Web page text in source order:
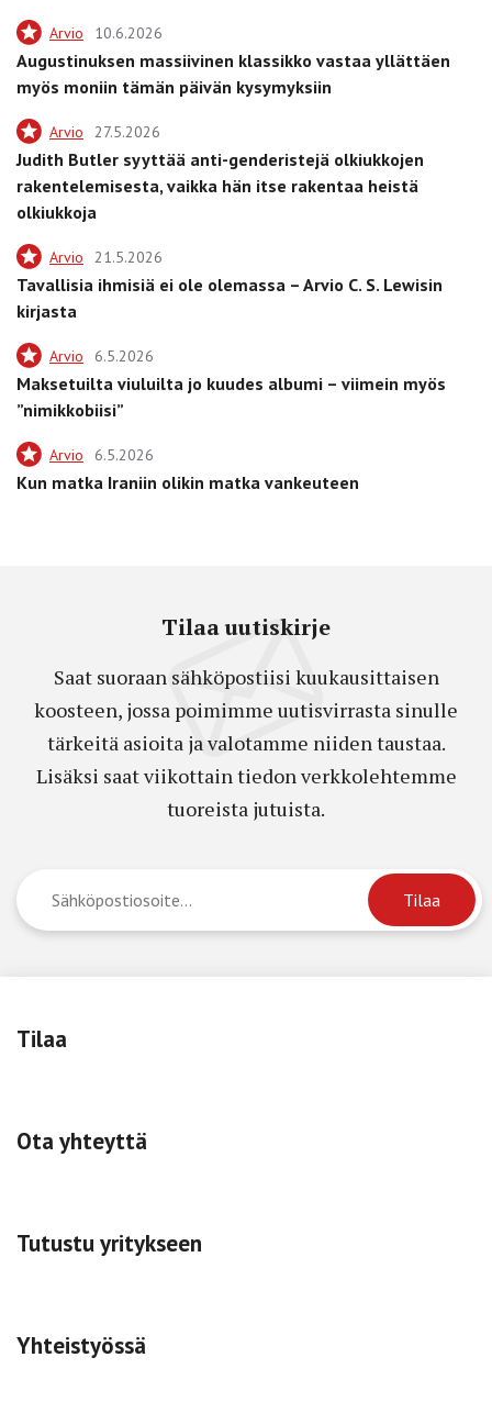
Arvio 10.6.2026
Augustinuksen massiivinen klassikko vastaa yllättäen
myös moniin tämän päivän kysymyksiin
Arvio 27.5.2026
Judith Butler syyttää anti-genderistejä olkiukkojen
rakentelemisesta, vaikka hän itse rakentaa heistä
olkiukkoja
Arvio 21.5.2026
Tavallisia ihmisiä ei ole olemassa – Arvio C. S. Lewisin
kirjasta
Arvio 6.5.2026
Maksetuilta viuluilta jo kuudes albumi – viimein myös
”nimikkobiisi”
Arvio 6.5.2026
Kun matka Iraniin olikin matka vankeuteen
Tilaa uutiskirje
Saat suoraan sähköpostiisi kuukausittaisen
koosteen, jossa poimimme uutisvirrasta sinulle
tärkeitä asioita ja valotamme niiden taustaa.
Lisäksi saat viikottain tiedon verkkolehtemme
tuoreista jutuista.
Tilaa
Ota yhteyttä
Tutustu yritykseen
Yhteistyössä